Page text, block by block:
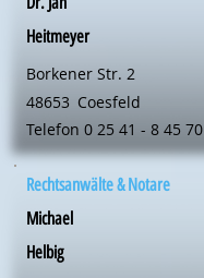
Heitmeyer
Borkener Str. 2
48653 Coesfeld
Telefon 0 25 41 - 8 45 70
Rechtsanwälte & Notare
Michael
Helbig